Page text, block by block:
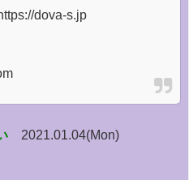
dova-s.jp
2021.01.04(Mon)